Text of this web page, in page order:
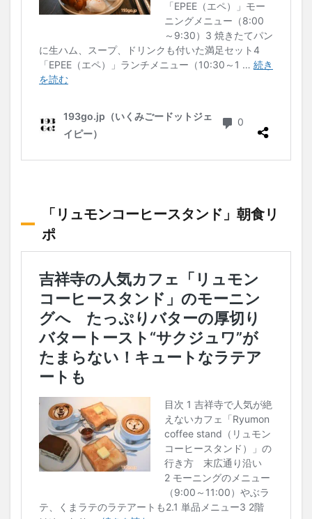
「リュモンコーヒースタンド」朝食リ
ポ